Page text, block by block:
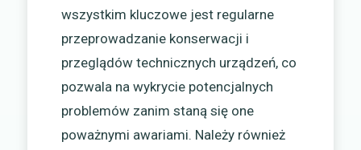
wszystkim kluczowe jest regularne
przeprowadzanie konserwacji i
przeglądów technicznych urządzeń, co
pozwala na wykrycie potencjalnych
problemów zanim staną się one
poważnymi awariami. Należy również